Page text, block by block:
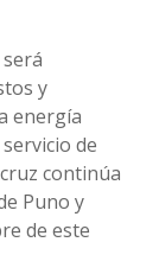
y
energía
de
continúa
Puno y
de este